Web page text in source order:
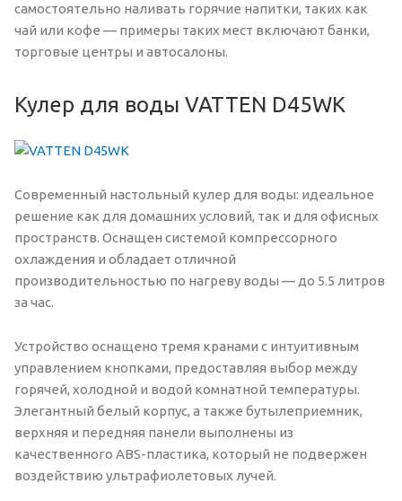
самостоятельно наливать горячие напитки, таких как
чай или кофе — примеры таких мест включают банки,
торговые центры и автосалоны.
Кулер для воды VATTEN D45WK
Современный настольный кулер для воды: идеальное
решение как для домашних условий, так и для офисных
пространств. Оснащен системой компрессорного
охлаждения и обладает отличной
производительностью по нагреву воды — до 5.5 литров
за час.
Устройство оснащено тремя кранами с интуитивным
управлением кнопками, предоставляя выбор между
горячей, холодной и водой комнатной температуры.
Элегантный белый корпус, а также бутылеприемник,
верхняя и передняя панели выполнены из
качественного ABS-пластика, который не подвержен
воздействию ультрафиолетовых лучей.